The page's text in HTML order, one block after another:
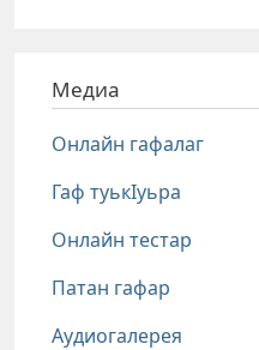
Медиа
Онлайн гафалаг
Гаф туькIуьра
Онлайн тестар
Патан гафар
Аудиогалерея